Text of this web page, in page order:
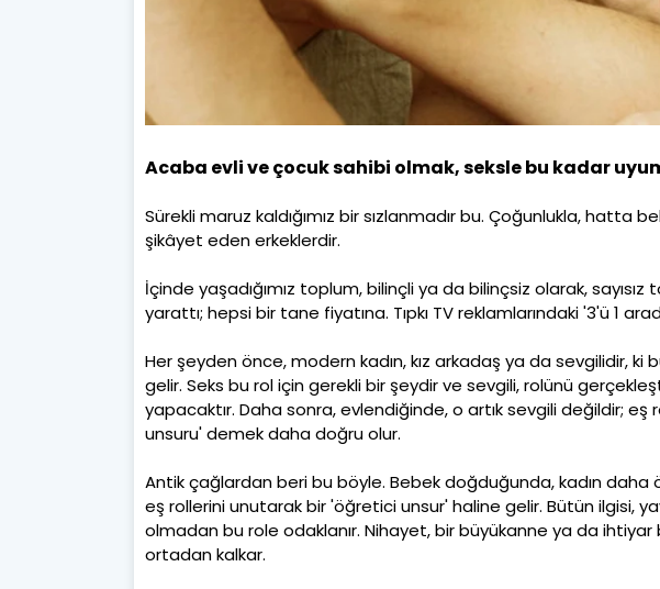
Acaba evli ve çocuk sahibi olmak, seksle bu kadar
Sürekli maruz kaldığımız bir sızlanmadır bu. Çoğunlukla, hatta
şikâyet eden erkeklerdir.
İçinde yaşadığımız toplum, bilinçli ya da bilinçsiz olarak,
yarattı; hepsi bir tane fiyatına. Tıpkı TV reklamlarındaki '3'ü 1
Her şeyden önce, modern kadın, kız arkadaş ya da sevgilidir, ki
gelir. Seks bu rol için gerekli bir şeydir ve sevgili, rolünü
yapacaktır. Daha sonra, evlendiğinde, o artık sevgili değildir;
unsuru' demek daha doğru olur.
Antik çağlardan beri bu böyle. Bebek doğduğunda, kadın daha
eş rollerini unutarak bir 'öğretici unsur' haline gelir. Bütün ilgisi,
olmadan bu role odaklanır. Nihayet, bir büyükanne ya da
ortadan kalkar.